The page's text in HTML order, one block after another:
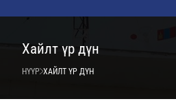
Хайлт үр дүн
НҮҮР ХАЙЛТ ҮР ДҮН